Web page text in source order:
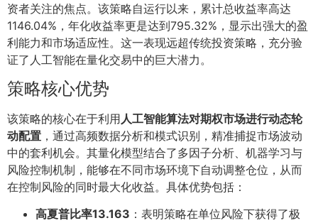
资者关注的焦点。该策略自运行以来，累计总收益率高达
1146.04%，年化收益率更是达到795.32%，显示出强大的盈
利能力和市场适应性。这一表现远超传统投资策略，充分验
证了人工智能在量化交易中的巨大潜力。
策略核心优势
该策略的核心在于利用 人工智能算法对期权市场进行动态轮
动配置 ，通过高频数据分析和模式识别，精准捕捉市场波动
中的套利机会。其量化模型结合了多因子分析、机器学习与
风险控制机制，能够在不同市场环境下自动调整仓位，从而
在控制风险的同时最大化收益。具体优势包括：
高夏普比率13.163 ：表明策略在单位风险下获得了极